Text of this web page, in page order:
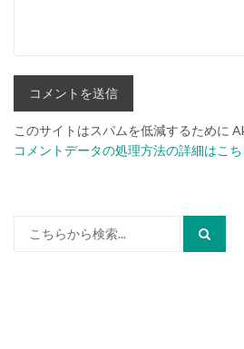
このサイトはスパムを低減するために
コメントデータの処理方法の詳細はこ